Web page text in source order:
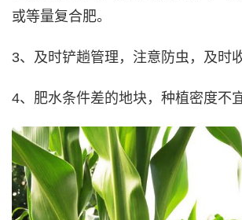
或等量复合肥。
3、及时铲趟管理，注意防虫，及时
4、肥水条件差的地块，种植密度不